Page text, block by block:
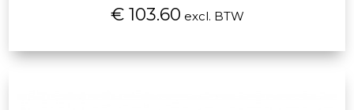
€ 103.60 excl. BTW